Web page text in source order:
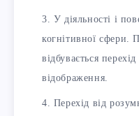
У діяльності і
когнітивної сфери.
відбувається
відображення.
Перехід від